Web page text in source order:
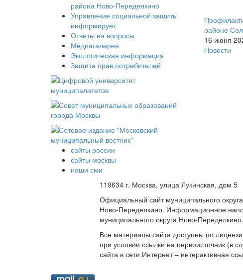
района Ново-Переделкино
Управление социальной защиты
информирует
Ответы на вопросы
Медиагалерея
Экологическая информация
Защита прав потребителей
районе
16 июня
Новости
сайты россии
сайты москвы
наши сми
119634 г. Москва, улица Лукинская, дом 5
Официальный сайт муниципального округа
Ново-Переделкино. Информационное
муниципального округа Ново-Переделкино.
Все материалы сайта доступны по
при условии ссылки на первоисточник (в
сайта в сети Интернет – интерактивная